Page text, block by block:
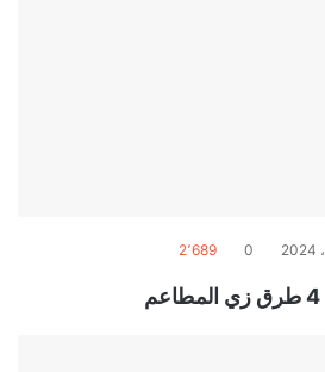
0 2٬689